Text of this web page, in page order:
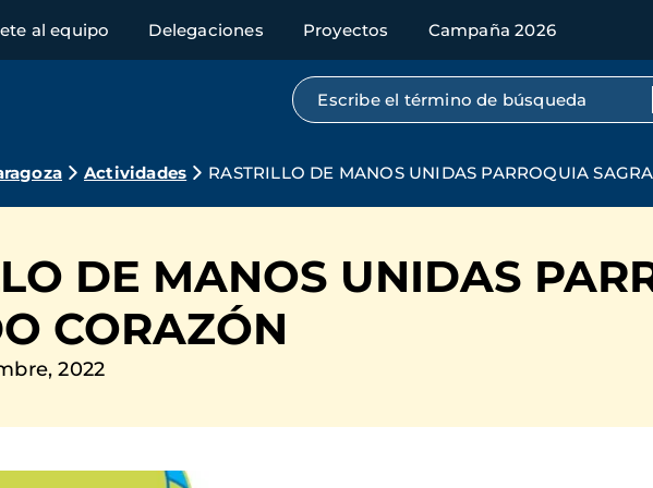
al equipo Delegaciones Proyectos Campaña 2026
Búsqueda por texto completo
Actividades RASTRILLO DE MANOS UNIDAS PARROQUIA
DE MANOS UNIDAS
CORAZÓN
2022